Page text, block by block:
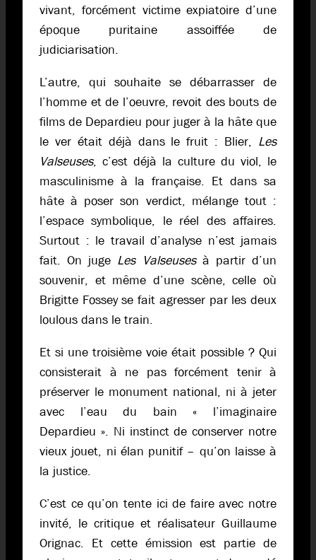
vivant, forcément victime expiatoire d’une
époque puritaine assoiffée de
judiciarisation.
L’autre, qui souhaite se débarrasser de
l’homme et de l’oeuvre, revoit des bouts de
films de Depardieu pour juger à la hâte que
le ver était déjà dans le fruit : Blier, Les
Valseuses, c’est déjà la culture du viol, le
masculinisme à la française. Et dans sa
hâte à poser son verdict, mélange tout :
l’espace symbolique, le réel des affaires.
Surtout : le travail d’analyse n’est jamais
fait. On juge Les Valseusesà partir d’un
souvenir, et même d’une scène, celle où
Brigitte Fossey se fait agresser par les deux
loulous dans le train.
Et si une troisième voie était possible ? Qui
consisterait à ne pas forcément tenir à
préserver le monument national, ni à jeter
avec l’eau du bain « l’imaginaire
Depardieu ». Ni instinct de conserver notre
vieux jouet, ni élan punitif – qu’on laisse à
la justice.
C’est ce qu’on tente ici de faire avec notre
invité, le critique et réalisateur Guillaume
Orignac. Et cette émission est partie de